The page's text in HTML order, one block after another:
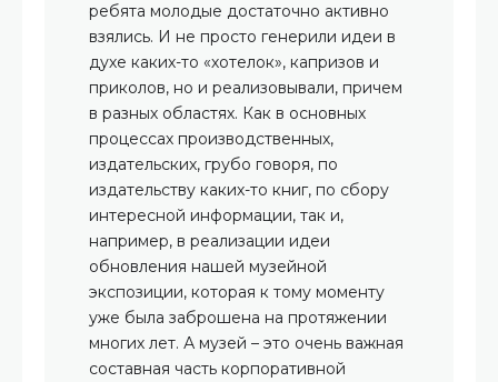
ребята молодые достаточно активно
взялись. И не просто генерили идеи в
духе каких-то «хотелок», капризов и
приколов, но и реализовывали, причем
в разных областях. Как в основных
процессах производственных,
издательских, грубо говоря, по
издательству каких-то книг, по сбору
интересной информации, так и,
например, в реализации идеи
обновления нашей музейной
экспозиции, которая к тому моменту
уже была заброшена на протяжении
многих лет. А музей – это очень важная
составная часть корпоративной